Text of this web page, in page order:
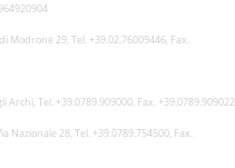
Modrone 29, Tel. +39.02.76009446, Fax.
Archi, Tel. +39.0789.909000, Fax. +39.0789.909022
Nazionale 28, Tel. +39.0789.754500, Fax.